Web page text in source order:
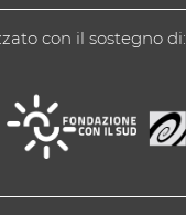
con il sostegno di: